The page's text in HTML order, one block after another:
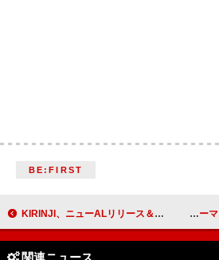
BE:FIRST
KIRINJI、ニューALリリース＆収録楽曲3か月連続先行配信決定
関連ニュース